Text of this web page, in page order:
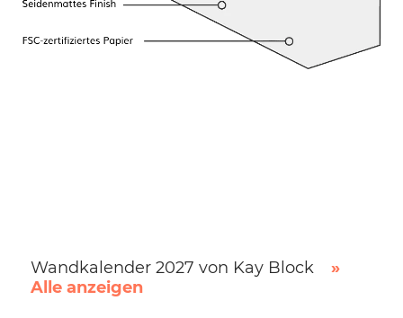
Wandkalender 2027 von Kay Block
»
Alle anzeigen